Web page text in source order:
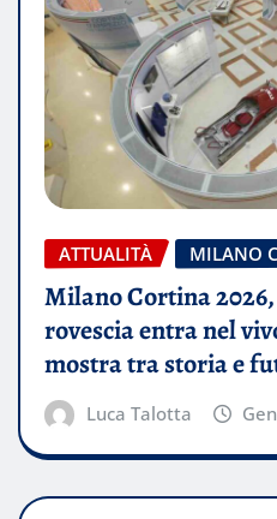
ATTUALITÀ MILANO
Milano Cortina
rovescia entra nel
mostra tra storia e
Luca Talotta